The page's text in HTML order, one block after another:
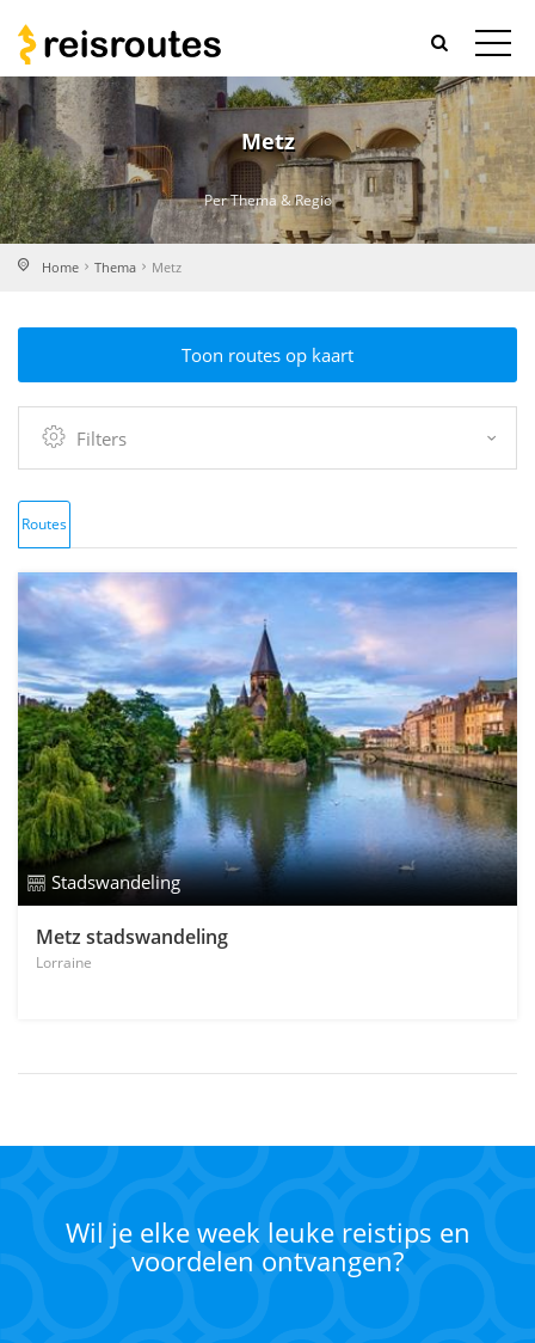
Metz
Per Thema & Regio
Home Thema Metz
Toon routes op kaart
Filters
Routes
Stadswandeling
Metz stadswandeling
Lorraine
Wil je elke week leuke reistips en
voordelen ontvangen?